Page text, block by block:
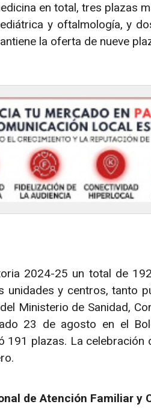
en total, tres plazas
y oftalmología, y
la oferta de nueve
2024-25 un total de
unidades y centros, tanto
Ministerio de Sanidad,
23 de agosto en el
191 plazas. La celebración
de Atención Familiar y